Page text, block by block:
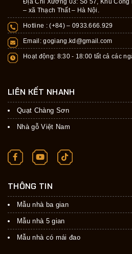
– xã Thạch Thất – Hà Nội.
Hotline : (+84) – 0933.666.929
Email:gogiang.kd@gmail.com
Hoạt động: 8:30 - 18:00 tất cả các
LIÊN KẾT NHANH
Quạt Chàng Sơn
Nhà gỗ Việt Nam
THÔNG TIN
Mẫu nhà ba gian
Mẫu nhà 5 gian
Mẫu nhà có mái đao